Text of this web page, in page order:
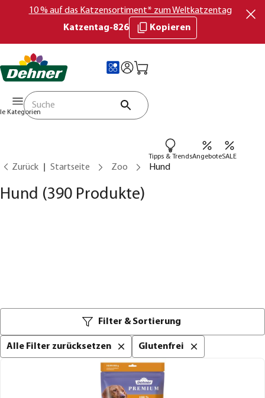
10 % auf das Katzensortiment* zum Weltkatzentag
Katzentag-826
Kopieren
Kategorien
Tipps & TrendsAngeboteSALE
Zurück Startseite Zoo Hund
Hund (390 Produkte)
Filter & Sortierung
Alle Filter zurücksetzen Glutenfrei